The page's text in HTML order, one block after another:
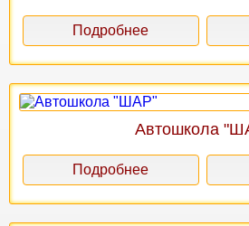
Подробнее
Автошкола
Подробнее